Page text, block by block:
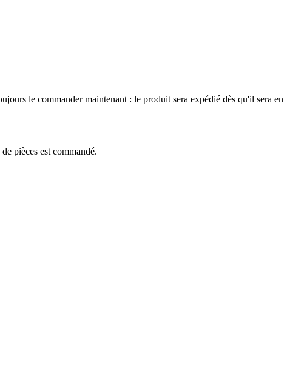
le commander maintenant : le produit sera expédié dès qu'il sera en
pièces est commandé.